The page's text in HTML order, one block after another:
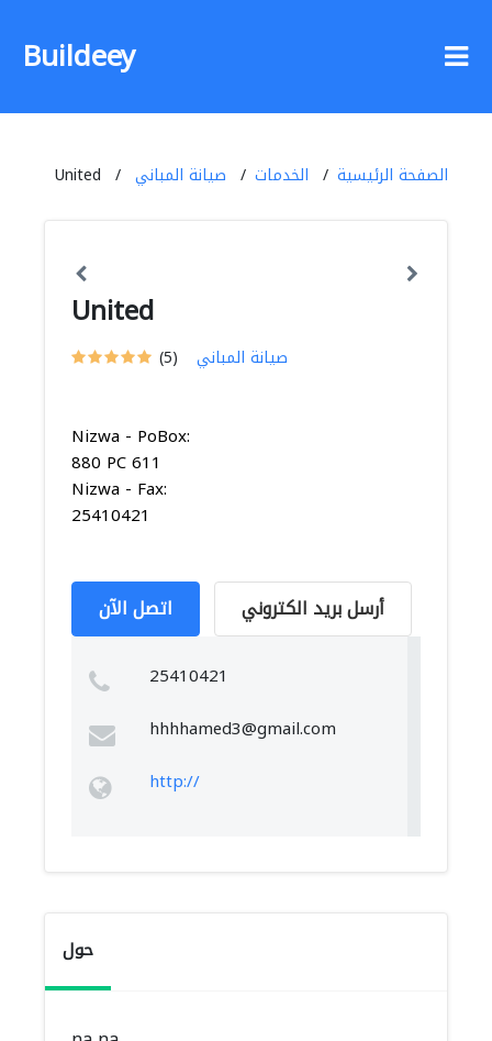
Buildeey
الصفحة الرئيسية الخدمات صيانة المباني United
United
(5) صيانة المباني
Nizwa - PoBox:
880 PC 611
Nizwa - Fax:
25410421
اتصل الآن أرسل بريد الكتروني
25410421
hhhhamed3@gmail.com
http://
حول